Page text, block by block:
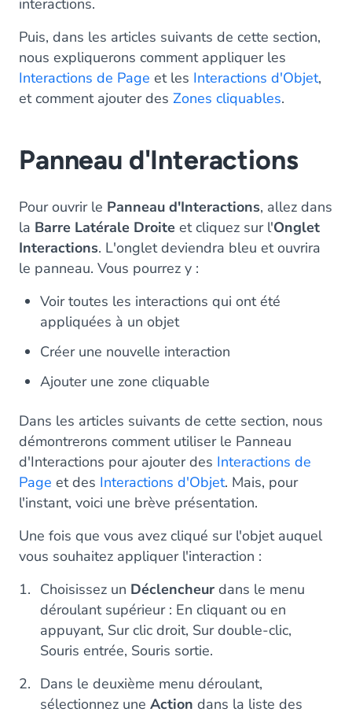
interactions.
Puis, dans les articles suivants de cette section,
nous expliquerons comment appliquer les
Interactions de Page et les Interactions d'Objet,
et comment ajouter des Zones cliquables.
Panneau d'Interactions
Pour ouvrir le Panneau d'Interactions, allez dans
la Barre Latérale Droite et cliquez sur l'Onglet
Interactions. L'onglet deviendra bleu et ouvrira
le panneau. Vous pourrez y :
Voir toutes les interactions qui ont été
appliquées à un objet
Créer une nouvelle interaction
Ajouter une zone cliquable
Dans les articles suivants de cette section, nous
démontrerons comment utiliser le Panneau
d'Interactions pour ajouter des Interactions de
Page et des Interactions d'Objet. Mais, pour
l'instant, voici une brève présentation.
Une fois que vous avez cliqué sur l'objet auquel
vous souhaitez appliquer l'interaction :
Choisissez un Déclencheur dans le menu
déroulant supérieur : En cliquant ou en
appuyant, Sur clic droit, Sur double-clic,
Souris entrée, Souris sortie.
Dans le deuxième menu déroulant,
sélectionnez une Action dans la liste des